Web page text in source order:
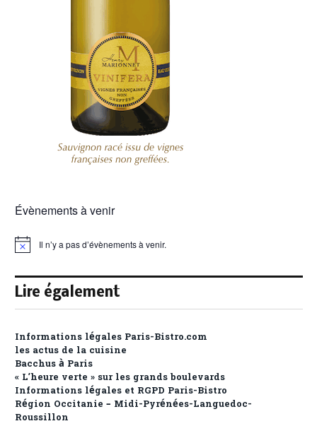
Évènements à venir
Notice Il n’y a pas d’évènements à venir.
Lire également
Informations légales Paris-Bistro.com
les actus de la cuisine
Bacchus à Paris
« L’heure verte » sur les grands boulevards
Informations légales et RGPD Paris-Bistro
Région Occitanie – Midi-Pyrénées-Languedoc-
Roussillon